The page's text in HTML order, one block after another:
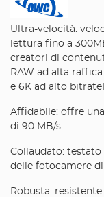
Ultra-velocità:
lettura fino a
creatori di
RAW ad alta
e 6K ad alto bitrate1
Affidabile: offre
di 90 MB/s
Collaudato:
delle fotocamere
Robusta: